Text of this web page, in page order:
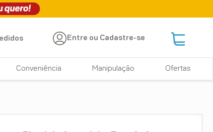
Entre ou Cadastre-se
Conveniência Manipulação Ofertas